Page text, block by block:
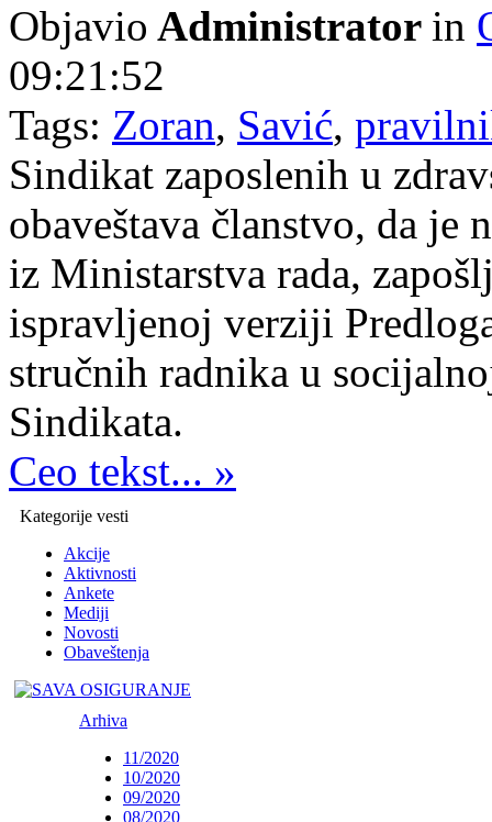
Objavio Administrator in
09:21:52
Tags: Zoran, Savić,
Sindikat zaposlenih u
obaveštava članstvo, da je
iz Ministarstva rada,
ispravljenoj verziji
stručnih radnika u
Sindikata.
Ceo tekst... »
Kategorije vesti
Akcije
Aktivnosti
Ankete
Mediji
Novosti
Obaveštenja
Arhiva
11/2020
10/2020
09/2020
08/2020